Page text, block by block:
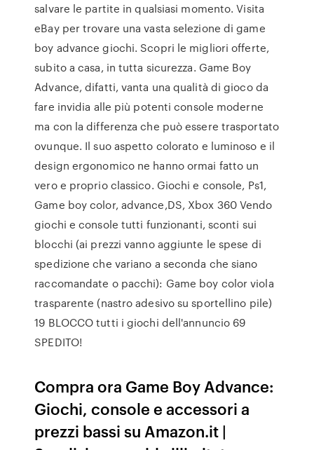
salvare le partite in qualsiasi momento. Visita
eBay per trovare una vasta selezione di game
boy advance giochi. Scopri le migliori offerte,
subito a casa, in tutta sicurezza. Game Boy
Advance, difatti, vanta una qualità di gioco da
fare invidia alle più potenti console moderne
ma con la differenza che può essere trasportato
ovunque. Il suo aspetto colorato e luminoso e il
design ergonomico ne hanno ormai fatto un
vero e proprio classico. Giochi e console, Ps1,
Game boy color, advance,DS, Xbox 360 Vendo
giochi e console tutti funzionanti, sconti sui
blocchi (ai prezzi vanno aggiunte le spese di
spedizione che variano a seconda che siano
raccomandate o pacchi): Game boy color viola
trasparente (nastro adesivo su sportellino pile)
19 BLOCCO tutti i giochi dell'annuncio 69
SPEDITO!
Compra ora Game Boy Advance:
Giochi, console e accessori a
prezzi bassi su Amazon.it |